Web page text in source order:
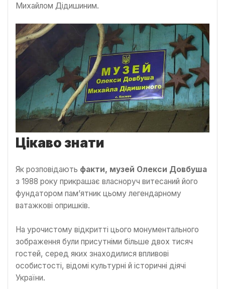
Михайлом Дідишиним.
Цікаво знати
Як розповідають факти, музей Олекси Довбуша
з 1988 року прикрашає власноруч витесаний його
фундатором пам’ятник цьому легендарному
ватажкові опришків.
На урочистому відкритті цього монументального
зображення були присутніми більше двох тисяч
гостей, серед яких знаходилися впливові
особистості, відомі культурні й історичні діячі
України.